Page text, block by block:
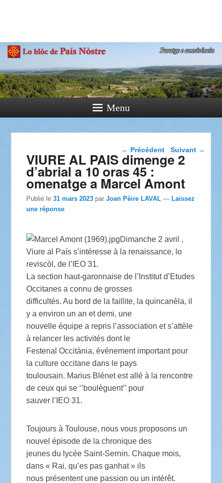
Paratge e Convivència
Menu
Navigation dans les
articles
← Précédent Suivant →
VIURE AL PAIS dimenge 2
d’abrial a 10 oras 45 :
omenatge a Marcel Amont
Publié le31 mars 2023 parJoan Pèire LAVAL —Laissez
une réponse
Dimanche 2 avril ,
Viure al País s’intéresse à la renaissance, lo
reviscòl, de l’IEO 31.
La section haut-garonnaise de l’Institut d’Etudes
Occitanes a connu de grosses
difficultés. Au bord de la faillite, la quincanèla, il
y a environ un an et demi, une
nouvelle équipe a repris l’association et s’attèle
à relancer les activités dont le
Festenal Occitània, événement important pour
la culture occitane dans le pays
toulousain. Marius Blénet est allé à la rencontre
de ceux qui se ‘’boulèguent’’ pour
sauver l’IEO 31.
Toujours à Toulouse, nous vous proposons un
nouvel épisode de la chronique des
jeunes du lycée Saint-Sernin. Chaque mois,
dans « Rai, qu’es pas ganhat » ils
nous présentent une passion ou un intérêt.